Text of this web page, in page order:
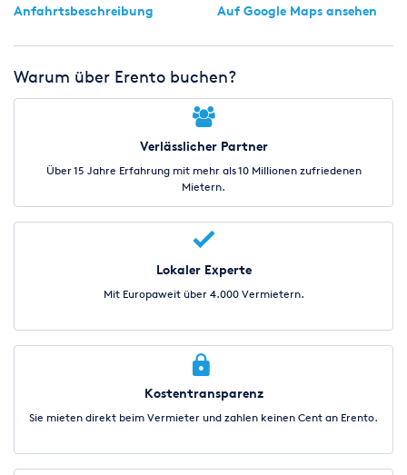
Anfahrtsbeschreibung Auf Google Maps ansehen
Warum über Erento buchen?
Verlässlicher Partner
Über 15 Jahre Erfahrung mit mehr als 10 Millionen zufriedenen
Mietern.
Lokaler Experte
Mit Europaweit über 4.000 Vermietern.
Kostentransparenz
Sie mieten direkt beim Vermieter und zahlen keinen Cent an Erento.